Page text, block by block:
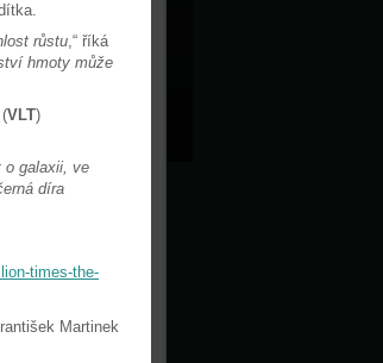
růstu,“ říká
hmoty může
VLT)
o galaxii, ve
díra
times-the-
Martinek